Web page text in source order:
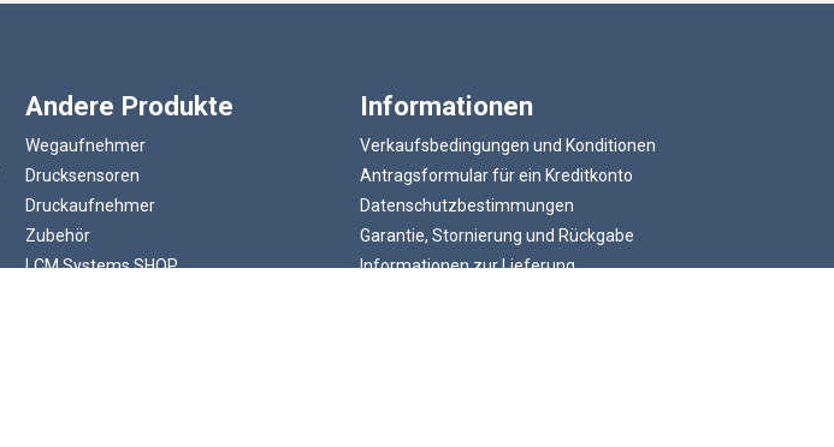
Andere Produkte
Wegaufnehmer
Drucksensoren
Druckaufnehmer
Zubehör
LCM Systems SHOP
Informationen
Verkaufsbedingungen und Konditionen
Antragsformular für ein Kreditkonto
Datenschutzbestimmungen
Garantie, Stornierung und Rückgabe
Informationen zur Lieferung